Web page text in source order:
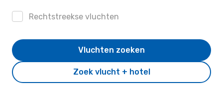
Rechtstreekse vluchten
Zoek vlucht + hotel
Vluchten zoeken